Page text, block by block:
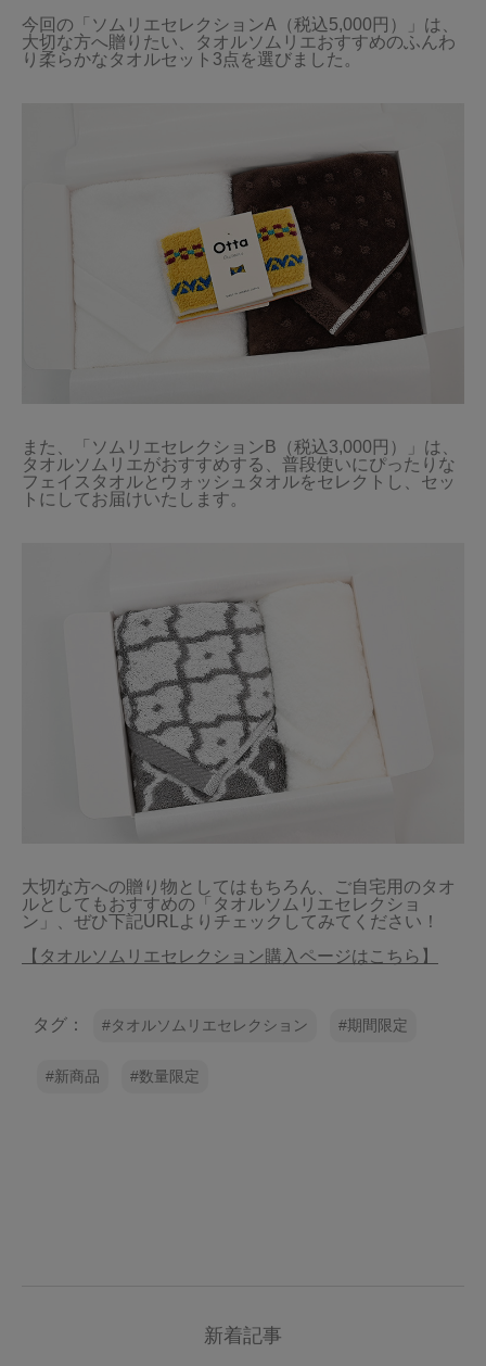
新着記事
今回の「ソムリエセレクションA（税込5,000円）」は、
大切な方へ贈りたい、タオルソムリエおすすめのふんわ
り柔らかなタオルセット3点を選びました。
また、「ソムリエセレクションB（税込3,000円）」は、
タオルソムリエがおすすめする、普段使いにぴったりな
フェイスタオルとウォッシュタオルをセレクトし、セッ
トにしてお届けいたします。
大切な方への贈り物としてはもちろん、ご自宅用のタオ
ルとしてもおすすめの「タオルソムリエセレクショ
ン」、ぜひ下記URLよりチェックしてみてください！
【タオルソムリエセレクション購入ページはこちら】
タグ： タオルソムリエセレクション 期間限定
新商品 数量限定